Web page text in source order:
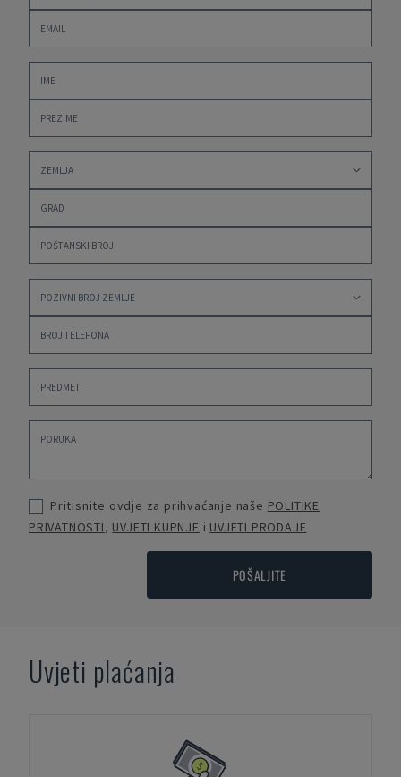
Pritisnite ovdje za prihvaćanje naše POLITIKE
PRIVATNOSTI, UVJETI KUPNJE i UVJETI PRODAJE
POŠALJITE
Uvjeti plaćanja